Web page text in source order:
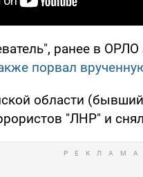
ранее в ОРЛО
порвал
области
"ЛНР" и